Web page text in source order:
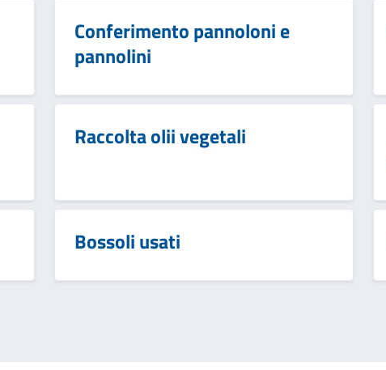
Conferimento pannoloni e
pannolini
Raccolta olii vegetali
Bossoli usati